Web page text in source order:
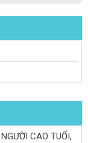
CAO TUỔI,